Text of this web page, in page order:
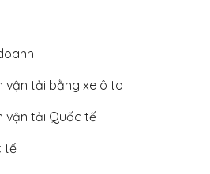
vận tải bằng xe ô to
vận tải Quốc tế
tế